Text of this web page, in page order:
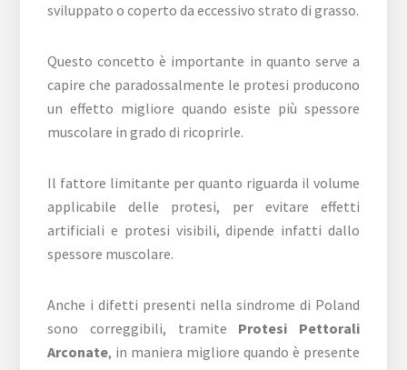
sviluppato o coperto da eccessivo strato di grasso.
Questo concetto è importante in quanto serve a
capire che paradossalmente le protesi producono
un effetto migliore quando esiste più spessore
muscolare in grado di ricoprirle.
Il fattore limitante per quanto riguarda il volume
applicabile delle protesi, per evitare effetti
artificiali e protesi visibili, dipende infatti dallo
spessore muscolare.
Anche i difetti presenti nella sindrome di Poland
sono correggibili, tramite Protesi Pettorali
Arconate, in maniera migliore quando è presente